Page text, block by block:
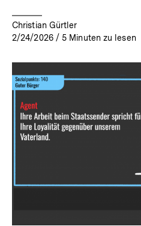
Christian Gürtler
2/24/2026 / 5 Minuten zu lesen